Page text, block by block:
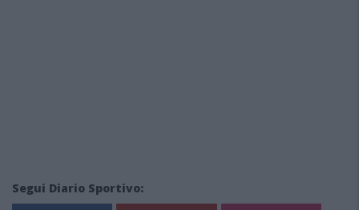
Segui Diario Sportivo: